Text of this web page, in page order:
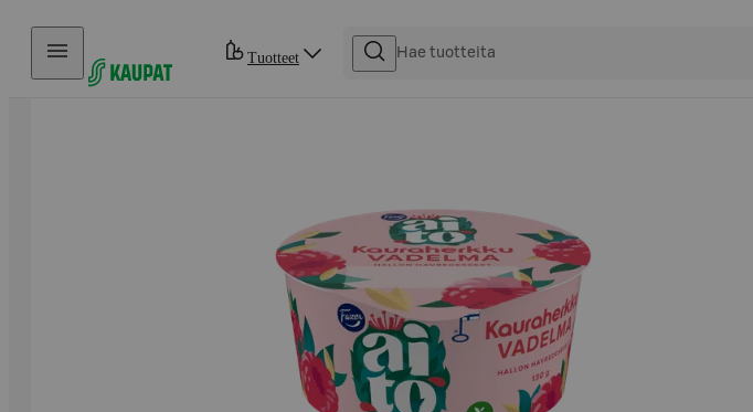
Hyppää sisältöön
Tuotteet